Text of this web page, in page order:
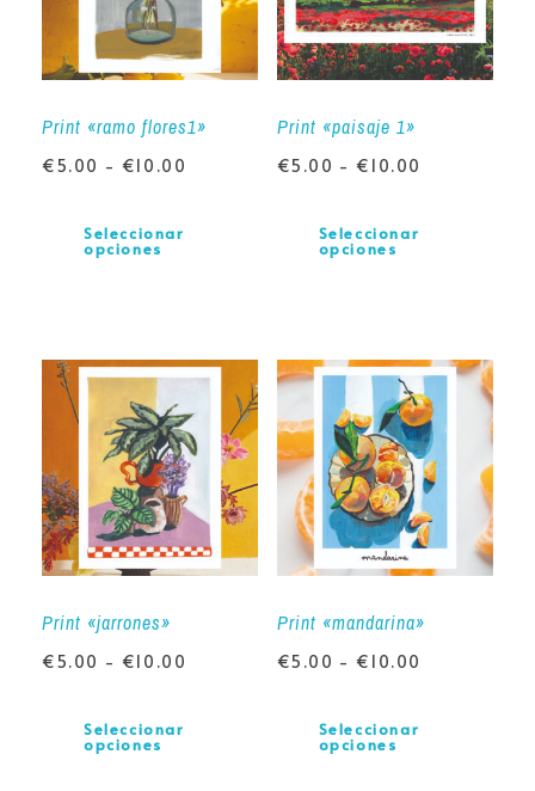
Print «ramo flores1»
€5.00 - €10.00
Seleccionar
opciones
Print «paisaje 1»
€5.00 - € 10.00
Seleccionar
opciones
Print «jarrones»
€5.00 - €10.00
Seleccionar
opciones
Print «mandarina»
€5.00 - € 10.00
Seleccionar
opciones